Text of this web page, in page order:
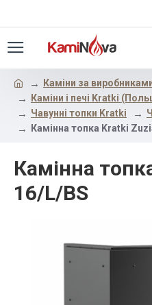
Каміни за
Каміни і печі Kratki
Чавунні топки Kratki
Камінна топка Kratki
Камінна
16/L/BS